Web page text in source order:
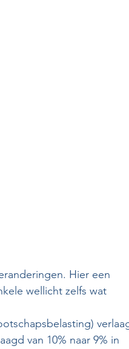
Hier een
wellicht zelfs wat
van 10% naar 9% in